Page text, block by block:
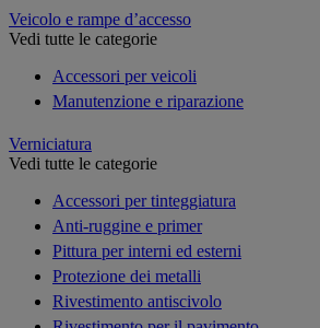
Veicolo e rampe d’accesso
Vedi tutte le categorie
Accessori per veicoli
Manutenzione e riparazione
Verniciatura
Vedi tutte le categorie
Accessori per tinteggiatura
Anti-ruggine e primer
Pittura per interni ed esterni
Protezione dei metalli
Rivestimento antiscivolo